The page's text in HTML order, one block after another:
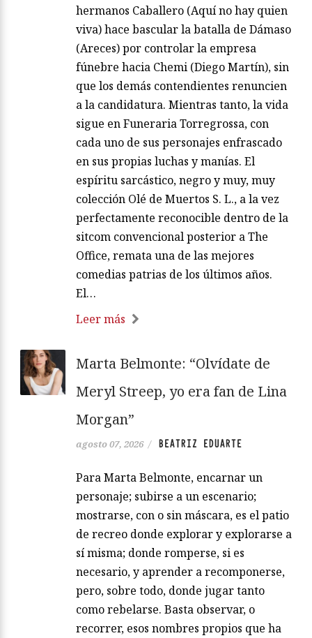
hermanos Caballero (Aquí no hay quien
viva) hace bascular la batalla de Dámaso
(Areces) por controlar la empresa
fúnebre hacia Chemi (Diego Martín), sin
que los demás contendientes renuncien
a la candidatura. Mientras tanto, la vida
sigue en Funeraria Torregrossa, con
cada uno de sus personajes enfrascado
en sus propias luchas y manías. El
espíritu sarcástico, negro y muy, muy
colección Olé de Muertos S. L., a la vez
perfectamente reconocible dentro de la
sitcom convencional posterior a The
Office, remata una de las mejores
comedias patrias de los últimos años.
El…
Leer más
Marta Belmonte: “Olvídate de
Meryl Streep, yo era fan de Lina
Morgan”
agosto 07, 2026 / BEATRIZ EDUARTE
Para Marta Belmonte, encarnar un
personaje; subirse a un escenario;
mostrarse, con o sin máscara, es el patio
de recreo donde explorar y explorarse a
sí misma; donde romperse, si es
necesario, y aprender a recomponerse,
pero, sobre todo, donde jugar tanto
como rebelarse. Basta observar, o
recorrer, esos nombres propios que ha